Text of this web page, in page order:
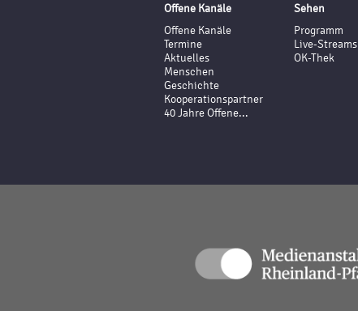
Offene Kanäle
Offene Kanäle
Termine
Aktuelles
Menschen
Geschichte
Kooperationspartner
40 Jahre Offene...
Sehen
Programm
Live-Streams
OK-Thek